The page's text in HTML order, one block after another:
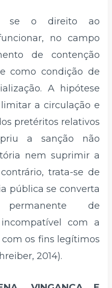
se o direito ao
no campo
de contenção
como condição de
A hipótese
a circulação e
pretéritos relativos
a sanção não
nem suprimir a
trata-se de
pública se converta
de
com a
os fins legítimos
2014).